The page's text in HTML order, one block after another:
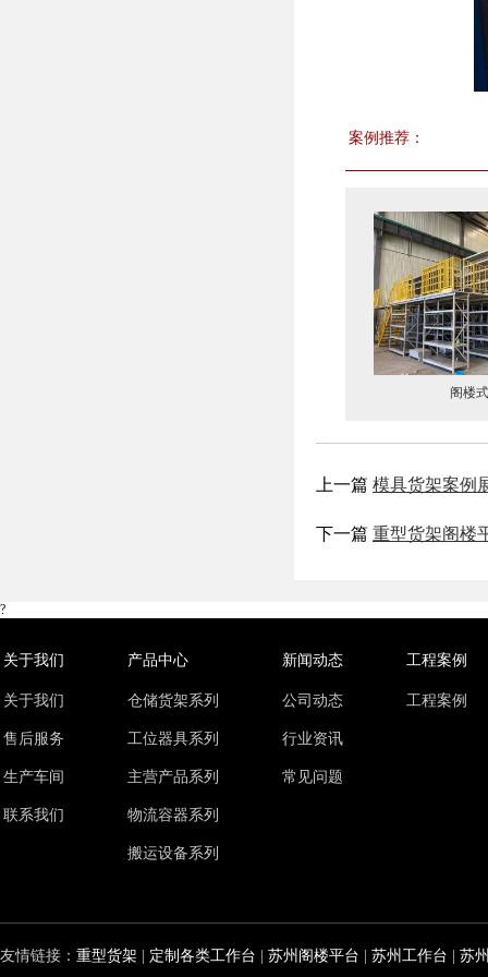
案例推荐：
阁楼式货架
上一篇 模具货架案例
下一篇 重型货架阁楼
?
关于我们
关于我们
售后服务
生产车间
联系我们
产品中心
仓储货架系列
工位器具系列
主营产品系列
物流容器系列
搬运设备系列
新闻动态
公司动态
行业资讯
常见问题
工程案例
工程案例
友情链接： 重型货架 定制各类工作台 苏州阁楼平台 苏州工作台 苏